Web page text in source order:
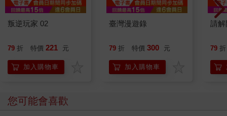
叛逆玩家 02
79 折 特價 221 元
加入購物車
臺灣漫遊錄
79 折 特價 300 元
加入購物車
請解
79 折
您可能會喜歡